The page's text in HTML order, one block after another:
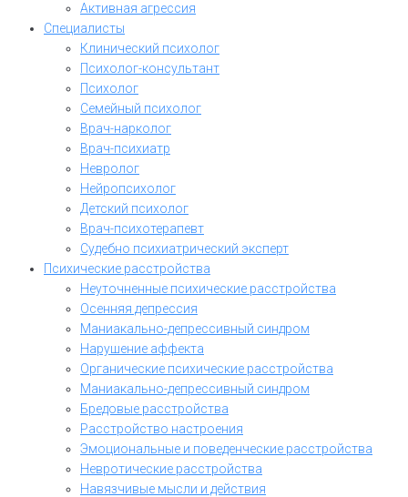
Активная агрессия
Специалисты
Клинический психолог
Психолог-консультант
Психолог
Семейный психолог
Врач-нарколог
Врач-психиатр
Невролог
Нейропсихолог
Детский психолог
Врач-психотерапевт
Судебно психиатрический эксперт
Психические расстройства
Неуточненные психические расстройства
Осенняя депрессия
Маниакально-депрессивный синдром
Нарушение аффекта
Органические психические расстройства
Маниакально-депрессивный синдром
Бредовые расстройства
Расстройство настроения
Эмоциональные и поведенческие расстройства
Невротические расстройства
Навязчивые мысли и действия